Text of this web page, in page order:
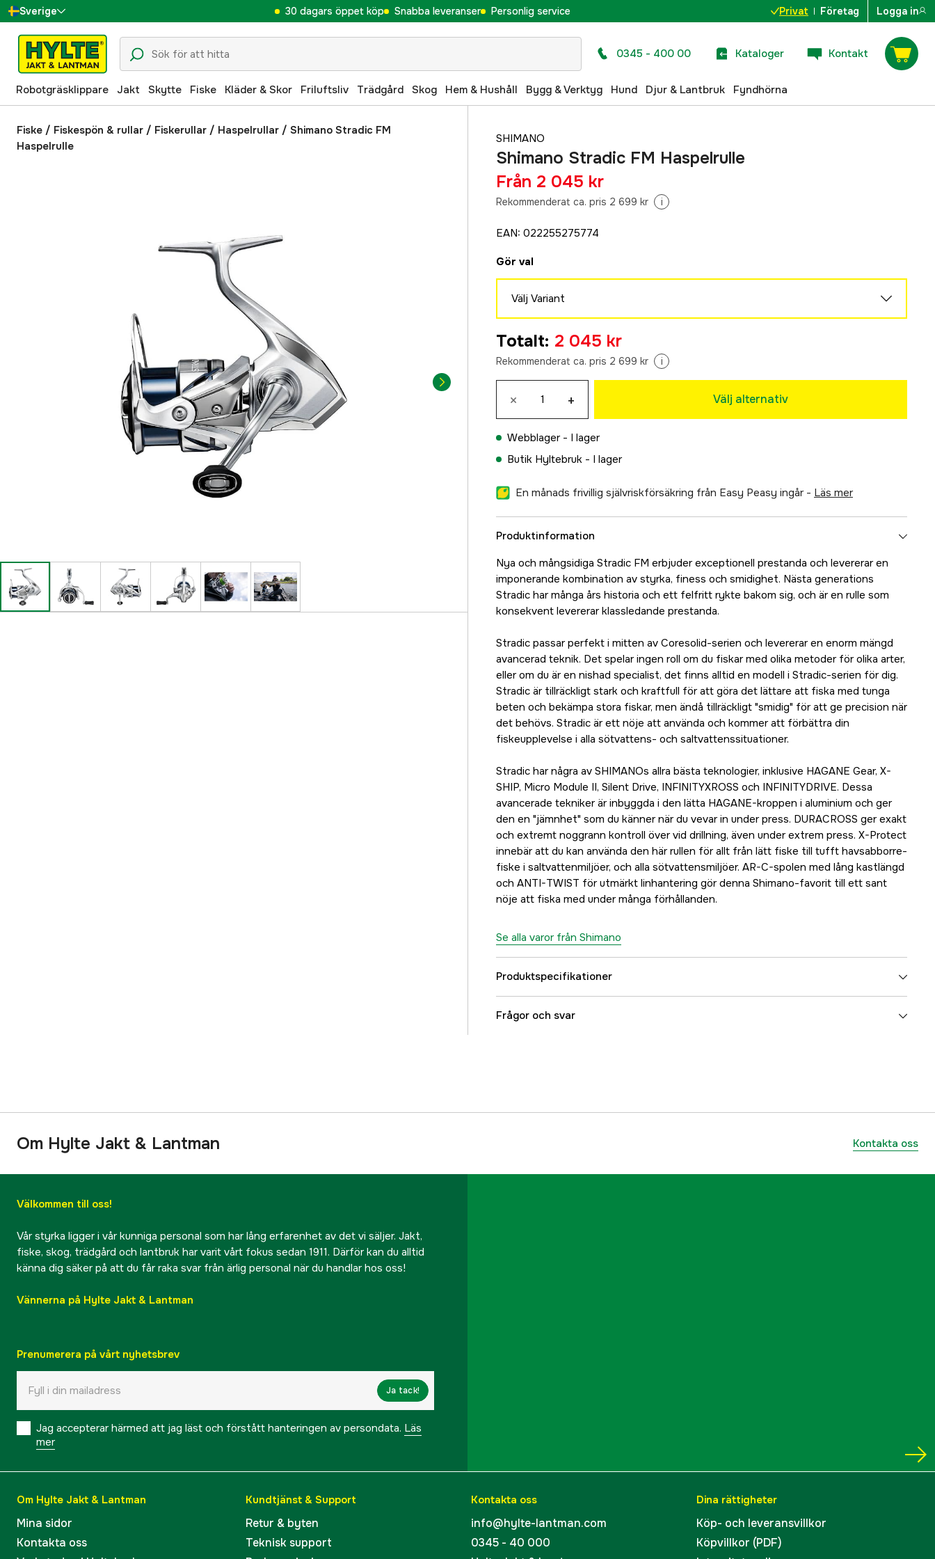
Sverige
Danmark
Suomi
Norge
Deutschland
30 dagars öppet köp Snabba leveranser Personlig service Privat Företag Logga in
0345 - 400 00 Kataloger Kontakt
Robotgräsklippare Jakt Skytte Fiske Kläder & Skor Friluftsliv Trädgård Skog Hem & Hushåll Bygg & Verktyg Hund Djur & Lantbruk Fyndhörna
Fiske / Fiskespön & rullar / Fiskerullar / Haspelrullar / Shimano Stradic FM
Haspelrulle
SHIMANO
Shimano Stradic FM Haspelrulle
Från 2 045 kr
Rekommenderat ca. pris 2 699 kr i
EAN: 022255275774
Gör val
Välj Variant
2 069 kr
1000 HG
2 069 kr
C2000 HG
2 045 kr
C2000S
2 192 kr
2 192 kr
2 271 kr
C2500S
2 392 kr
Tillfälligt slut
2500S HG
2 165 kr
2500 HG
2 149 kr
C3000
2 509 kr
Tillfälligt slut
C3000 HG
2 299 kr
Tillfälligt slut
2 099 kr
Tillfälligt slut
4000
2 317 kr
Tillfälligt slut
4000 XG
2 145 kr
Tillfälligt slut
4000M HG
2 417 kr
Totalt: 2 045 kr
Rekommenderat ca. pris 2 699 kr i
× + Välj alternativ
Webblager - I lager
Butik Hyltebruk - I lager
En månads frivillig självriskförsäkring från Easy Peasy ingår - läs mer
Produktinformation
Nya och mångsidiga Stradic FM erbjuder exceptionell prestanda och levererar en
imponerande kombination av styrka, finess och smidighet. Nästa generations
Stradic har många års historia och ett felfritt rykte bakom sig, och är en rulle som
konsekvent levererar klassledande prestanda.
Stradic passar perfekt i mitten av Coresolid-serien och levererar en enorm mängd
avancerad teknik. Det spelar ingen roll om du fiskar med olika metoder för olika arter,
eller om du är en nishad specialist, det finns alltid en modell i Stradic-serien för dig.
Stradic är tillräckligt stark och kraftfull för att göra det lättare att fiska med tunga
beten och bekämpa stora fiskar, men ändå tillräckligt "smidig" för att ge precision när
det behövs. Stradic är ett nöje att använda och kommer att förbättra din
fiskeupplevelse i alla sötvattens- och saltvattenssituationer.
Stradic har några av SHIMANOs allra bästa teknologier, inklusive HAGANE Gear, X-
SHIP, Micro Module II, Silent Drive, INFINITYXROSS och INFINITYDRIVE. Dessa
avancerade tekniker är inbyggda i den lätta HAGANE-kroppen i aluminium och ger
den en "jämnhet" som du känner när du vevar in under press. DURACROSS ger exakt
och extremt noggrann kontroll över vid drillning, även under extrem press. X-Protect
innebär att du kan använda den här rullen för allt från lätt fiske till tufft havsabborre-
fiske i saltvattenmiljöer, och alla sötvattensmiljöer. AR-C-spolen med lång kastlängd
och ANTI-TWIST för utmärkt linhantering gör denna Shimano-favorit till ett sant
nöje att fiska med under många förhållanden.
Se alla varor från Shimano
Produktspecifikationer
Kullager + rullager
Frågor och svar
Om Hylte Jakt & Lantman Kontakta oss
Välkommen till oss!
Vår styrka ligger i vår kunniga personal som har lång erfarenhet av det vi säljer. Jakt,
fiske, skog, trädgård och lantbruk har varit vårt fokus sedan 1911. Därför kan du alltid
känna dig säker på att du får raka svar från ärlig personal när du handlar hos oss!
Vännerna på Hylte Jakt & Lantman
Prenumerera på vårt nyhetsbrev
Ja tack!
Jag accepterar härmed att jag läst och förstått hanteringen av persondata. Läs
mer
Om Hylte Jakt & Lantman
Mina sidor
Kontakta oss
Kundtjänst & Support
Retur & byten
Teknisk support
Kontakta oss
info@hylte-lantman.com
0345 - 40 000
Dina rättigheter
Köp- och leveransvillkor
Köpvillkor (PDF)